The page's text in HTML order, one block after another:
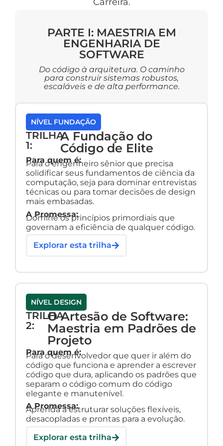
PARTE I: MAESTRIA EM
ENGENHARIA DE
SOFTWARE
Do código à arquitetura. O caminho
para construir sistemas robustos,
escaláveis e de alta performance.
NÍVEL FUNDAÇÃO
TRILHA
1:
A Fundação do
Código de Elite
Para quem é:
Para o engenheiro sênior que precisa
solidificar seus fundamentos de ciência da
computação, seja para dominar entrevistas
técnicas ou para tomar decisões de design
mais embasadas.
A Promessa:
Domine os princípios primordiais que
governam a eficiência de qualquer código.
Explorar esta trilha
NÍVEL DESIGN
TRILHA
2:
O Artesão de Software:
Maestria em Padrões de
Projeto
Para quem é:
Para o desenvolvedor que quer ir além do
código que funciona e aprender a escrever
código que dura, aplicando os padrões que
separam o código comum do código
elegante e manutenível.
A Promessa:
Aprenda a estruturar soluções flexíveis,
desacopladas e prontas para a evolução.
Explorar esta trilha